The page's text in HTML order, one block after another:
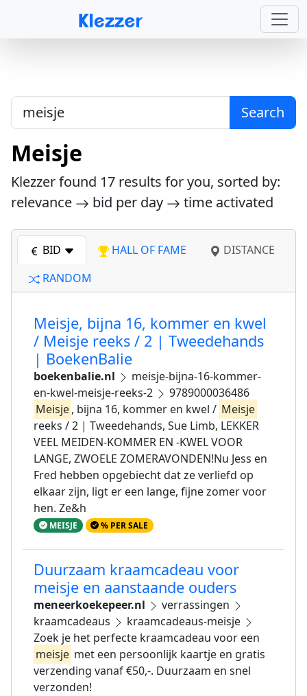
Search
Meisje
Klezzer found 17 results for you, sorted by:
relevance
bid per day time activated
BID HALL OF FAME
DISTANCE
RANDOM
Meisje, bijna 16, kommer en kwel
/ Meisje reeks / 2 | Tweedehands
| BoekenBalie
boekenbalie.nl
meisje-bijna-16-kommer-
en-kwel-meisje-reeks-2
9789000036486
Meisje, bijna 16, kommer en kwel / Meisje
reeks / 2 | Tweedehands, Sue Limb, LEKKER
VEEL MEIDEN-KOMMER EN -KWEL VOOR
LANGE, ZWOELE ZOMERAVONDEN!Nu Jess en
Fred hebben opgebiecht dat ze verliefd op
elkaar zijn, ligt er een lange, fijne zomer voor
hen. Ze&h
MEISJE % PER SALE
Duurzaam kraamcadeau voor
meisje en aanstaande ouders
meneerkoekepeer.nl
verrassingen
kraamcadeaus
kraamcadeaus-meisje
Zoek je het perfecte kraamcadeau voor een
meisje met een persoonlijk kaartje en gratis
verzending vanaf €50,-. Duurzaam en snel
verzonden!